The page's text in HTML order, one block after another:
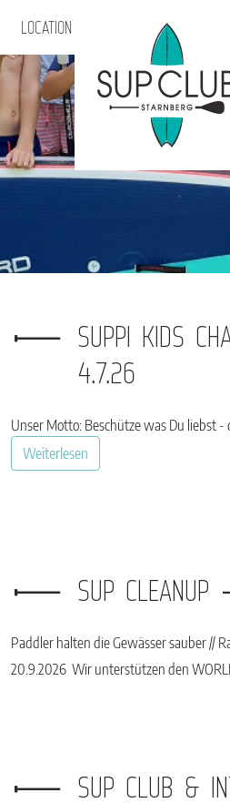
LOCATION
SUPPI KIDS
4.7.26
Unser Motto: Beschütze was Du liebst -
Weiterlesen
SUP CLEANUP
Paddler halten die Gewässer sauber //
20.9.2026 Wir unterstützen den
SUP CLUB &